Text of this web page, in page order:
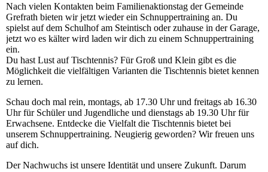
Nach vielen Kontakten beim Familienaktionstag der Gemeinde
Grefrath bieten wir jetzt wieder ein Schnuppertraining an. Du
spielst auf dem Schulhof am Steintisch oder zuhause in der Garage,
jetzt wo es kälter wird laden wir dich zu einem Schnuppertraining
ein.
Du hast Lust auf Tischtennis? Für Groß und Klein gibt es die
Möglichkeit die vielfältigen Varianten die Tischtennis bietet kennen
zu lernen.
Schau doch mal rein, montags, ab 17.30 Uhr und freitags ab 16.30
Uhr für Schüler und Jugendliche und dienstags ab 19.30 Uhr für
Erwachsene. Entdecke die Vielfalt die Tischtennis bietet bei
unserem Schnuppertraining. Neugierig geworden? Wir freuen uns
auf dich.
Der Nachwuchs ist unsere Identität und unsere Zukunft. Darum